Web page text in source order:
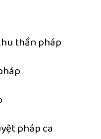
thần pháp
pháp ca